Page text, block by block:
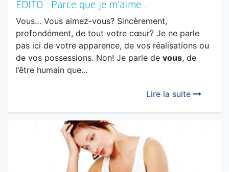
ÉDITO : Parce que je m'aime...
profondément, de tout votre cœur? Je ne parle
de vos possessions. Non! Je parle de
l’être humain que...
Lire la suite